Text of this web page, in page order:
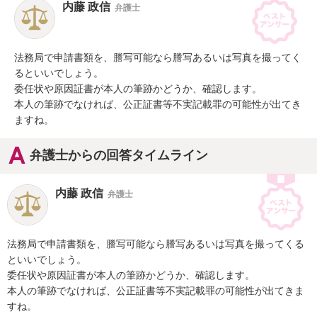
内藤 政信 弁護士
法務局で申請書類を、謄写可能なら謄写あるいは写真を撮ってく
るといいでしょう。
委任状や原因証書が本人の筆跡かどうか、確認します。
本人の筆跡でなければ、公正証書等不実記載罪の可能性が出てき
ますね。
弁護士からの回答タイムライン
内藤 政信 弁護士
法務局で申請書類を、謄写可能なら謄写あるいは写真を撮ってくる
といいでしょう。
委任状や原因証書が本人の筆跡かどうか、確認します。
本人の筆跡でなければ、公正証書等不実記載罪の可能性が出てきま
すね。